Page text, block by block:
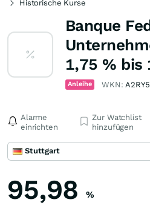
Historische Kurse
Banque
1,75 % bis
Anleihe WKN:
Alarme
einrichten
Zur Watchlist
hinzufügen
Stuttgart
95,98 %